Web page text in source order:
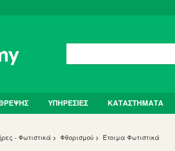
ΥΠΗΡΕΣΙΕΣ ΚΑΤΑΣΤΗΜΑΤΑ
- Φωτιστικά Φθορισμού Έτοιμα Φωτιστικά